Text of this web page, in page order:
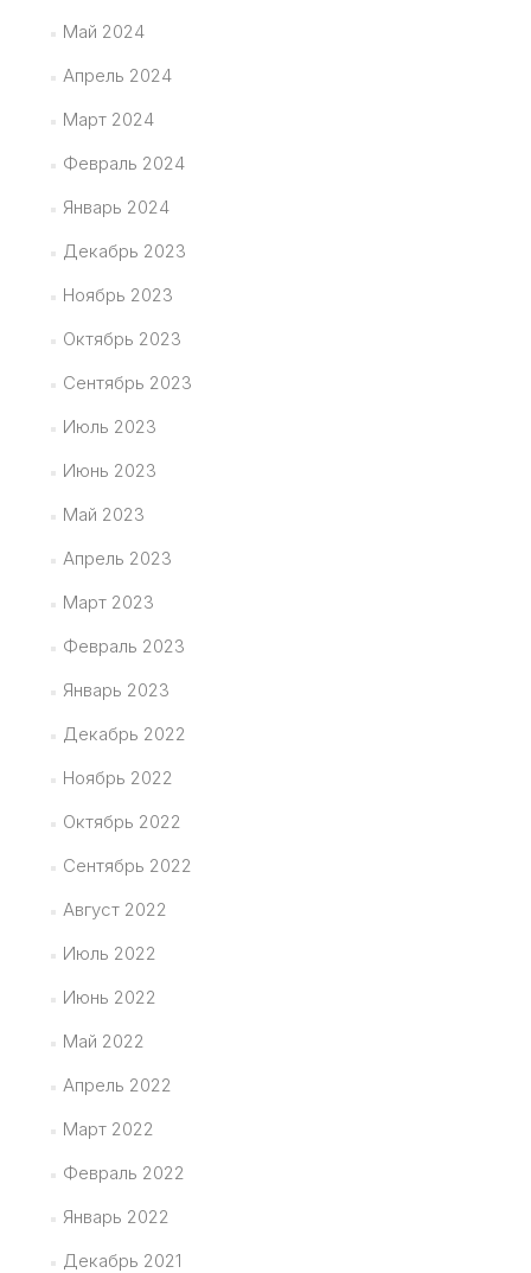
Май 2024
Апрель 2024
Март 2024
Февраль 2024
Январь 2024
Декабрь 2023
Ноябрь 2023
Октябрь 2023
Сентябрь 2023
Июль 2023
Июнь 2023
Май 2023
Апрель 2023
Март 2023
Февраль 2023
Январь 2023
Декабрь 2022
Ноябрь 2022
Октябрь 2022
Сентябрь 2022
Август 2022
Июль 2022
Июнь 2022
Май 2022
Апрель 2022
Март 2022
Февраль 2022
Январь 2022
Декабрь 2021